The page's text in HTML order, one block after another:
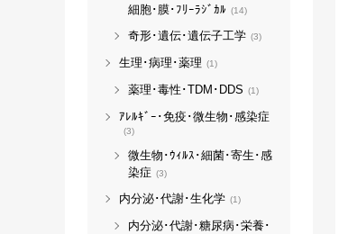
細胞･膜･ﾌﾘｰﾗｼﾞｶﾙ (14)
奇形･遺伝･遺伝子工学 (3)
生理･病理･薬理 (1)
薬理･毒性･TDM･DDS (1)
ｱﾚﾙｷﾞｰ･免疫･微生物･感染症
(3)
微生物･ｳｨﾙｽ･細菌･寄生･感
染症 (3)
内分泌･代謝･生化学 (1)
内分泌･代謝･糖尿病･栄養･